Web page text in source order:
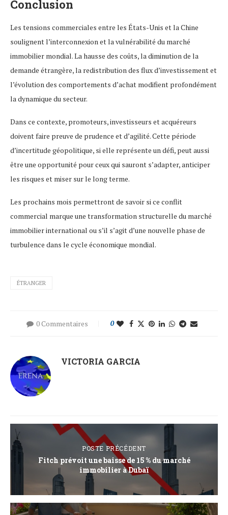
Conclusion
Les tensions commerciales entre les États-Unis et la Chine
soulignent l’interconnexion et la vulnérabilité du marché
immobilier mondial. La hausse des coûts, la diminution de la
demande étrangère, la redistribution des flux d’investissement et
l’évolution des comportements d’achat modifient profondément
la dynamique du secteur.
Dans ce contexte, promoteurs, investisseurs et acquéreurs
doivent faire preuve de prudence et d’agilité. Cette période
d’incertitude géopolitique, si elle représente un défi, peut aussi
être une opportunité pour ceux qui sauront s’adapter, anticiper
les risques et miser sur le long terme.
Les prochains mois permettront de savoir si ce conflit
commercial marque une transformation structurelle du marché
immobilier international ou s’il s’agit d’une nouvelle phase de
turbulence dans le cycle économique mondial.
ÉTRANGER
0 Commentaires 0
VICTORIA GARCIA
POSTE PRÉCÉDENT
Fitch prévoit une baisse de 15 % du marché
immobilier à Dubaï